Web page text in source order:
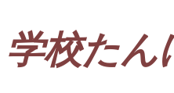
学校たん